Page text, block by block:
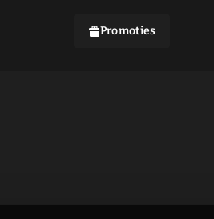
Promoties